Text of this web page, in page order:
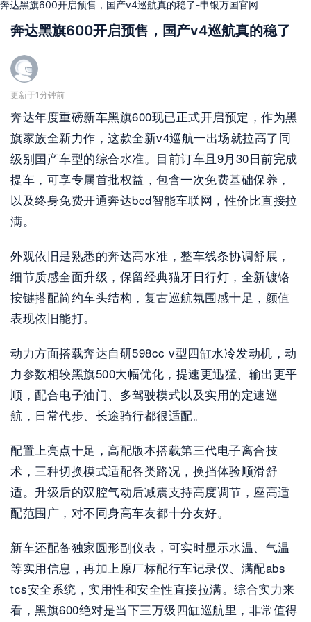
奔达黑旗600开启预售，国产v4巡航真的稳了-申银万国官网
奔达黑旗600开启预售，国产v4巡航真的稳了
更新于1分钟前
奔达年度重磅新车黑旗600现已正式开启预定，作为黑
旗家族全新力作，这款全新v4巡航一出场就拉高了同
级别国产车型的综合水准。目前订车且9月30日前完成
提车，可享专属首批权益，包含一次免费基础保养，
以及终身免费开通奔达bcd智能车联网，性价比直接拉
满。
外观依旧是熟悉的奔达高水准，整车线条协调舒展，
细节质感全面升级，保留经典猫牙日行灯，全新镀铬
按键搭配简约车头结构，复古巡航氛围感十足，颜值
表现依旧能打。
动力方面搭载奔达自研598cc v型四缸水冷发动机，动
力参数相较黑旗500大幅优化，提速更迅猛、输出更平
顺，配合电子油门、多驾驶模式以及实用的定速巡
航，日常代步、长途骑行都很适配。
配置上亮点十足，高配版本搭载第三代电子离合技
术，三种切换模式适配各类路况，换挡体验顺滑舒
适。升级后的双腔气动后减震支持高度调节，座高适
配范围广，对不同身高车友都十分友好。
新车还配备独家圆形副仪表，可实时显示水温、气温
等实用信息，再加上原厂标配行车记录仪、满配abs
tcs安全系统，实用性和安全性直接拉满。综合实力来
看，黑旗600绝对是当下三万级四缸巡航里，非常值得